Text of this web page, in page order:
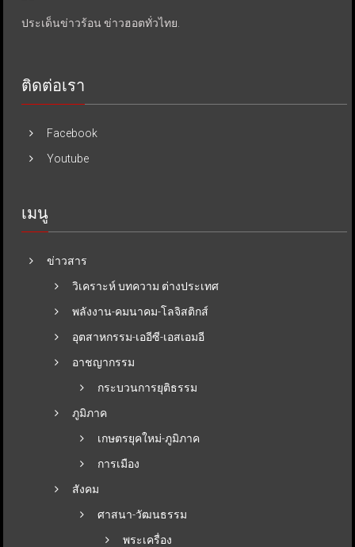
ประเด็นข่าวร้อน ข่าวฮอตทั่วไทย.
ติดต่อเรา
Facebook
Youtube
เมนู
ข่าวสาร
วิเคราะห์ บทความ ต่างประเทศ
พลังงาน-คมนาคม-โลจิสติกส์
อุตสาหกรรม-เออีซี-เอสเอมอี
อาชญากรรม
กระบวนการยุติธรรม
ภูมิภาค
เกษตรยุคใหม่-ภูมิภาค
การเมือง
สังคม
ศาสนา-วัฒนธรรม
พระเครื่อง